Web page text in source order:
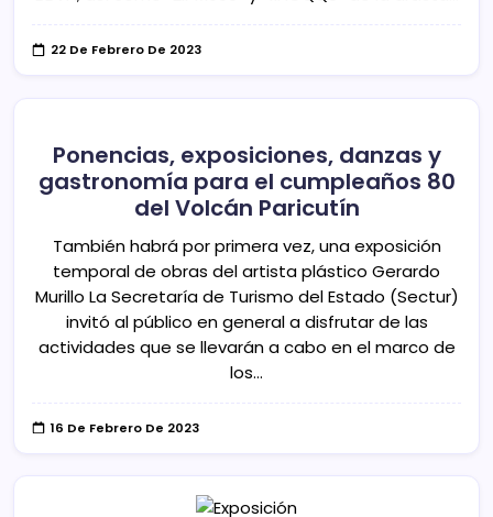
22 De Febrero De 2023
Ponencias, exposiciones, danzas y
gastronomía para el cumpleaños 80
del Volcán Paricutín
También habrá por primera vez, una exposición
temporal de obras del artista plástico Gerardo
Murillo La Secretaría de Turismo del Estado (Sectur)
invitó al público en general a disfrutar de las
actividades que se llevarán a cabo en el marco de
los…
16 De Febrero De 2023